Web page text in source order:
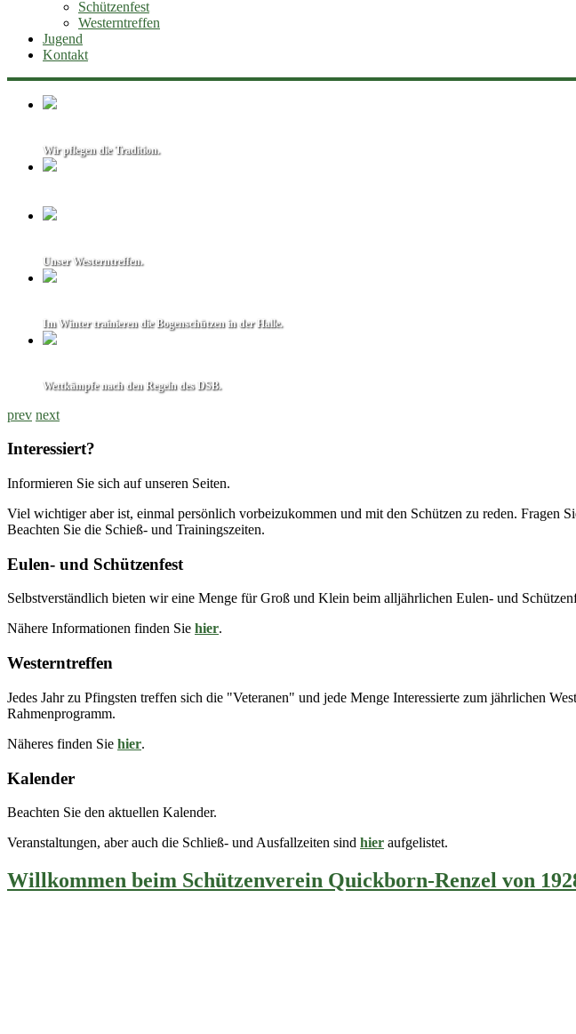
Schützenfest
Westerntreffen
Jugend
Kontakt
Wir pflegen die Tradition.
Unser Westerntreffen.
Im Winter trainieren die Bogenschützen in der Halle.
Wettkämpfe nach den Regeln des DSB.
prev next
Interessiert?
Informieren Sie sich auf unseren Seiten.
Viel wichtiger aber ist, einmal persönlich vorbeizukommen und mit den Schützen zu reden. Fragen
Beachten Sie die Schieß- und Trainingszeiten.
Eulen- und Schützenfest
Selbstverständlich bieten wir eine Menge für Groß und Klein beim alljährlichen Eulen- und
Nähere Informationen finden Sie hier.
Westerntreffen
Jedes Jahr zu Pfingsten treffen sich die "Veteranen" und jede Menge Interessierte zum jährlichen
Rahmenprogramm.
Näheres finden Sie hier.
Kalender
Beachten Sie den aktuellen Kalender.
Veranstaltungen, aber auch die Schließ- und Ausfallzeiten sind hier aufgelistet.
Willkommen beim Schützenverein Quickborn-Renzel von